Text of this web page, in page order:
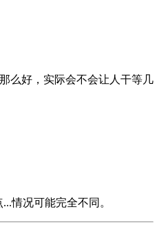
么好，实际会不会让人干等几
情况可能完全不同。